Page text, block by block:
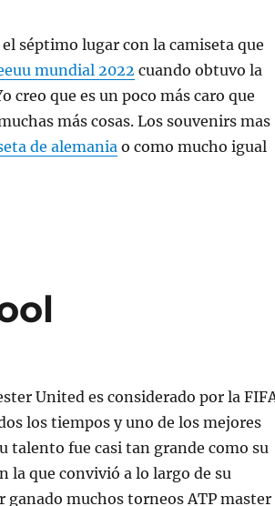
séptimo lugar con la camiseta que
mundial 2022 cuando obtuvo la
creo que es un poco más caro que
más cosas. Los souvenirs mas
de alemaniao como mucho igual
United es considerado por la
los tiempos y uno de los mejores
talento fue casi tan grande como su
la que convivió a lo largo de su
ganado muchos torneos ATP master